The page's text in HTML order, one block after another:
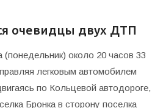
очевидцы двух ДТП
(понедельник) около 20 часов 33
легковым автомобилем
по Кольцевой автодороге,
Бронка в сторону поселка